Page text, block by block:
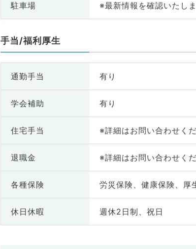
駐車場 ※最新情報を確認いたし
手当/福利厚生
通勤手当 有り
学会補助 有り
住宅手当 ※詳細はお問い合わせく
退職金 ※詳細はお問い合わせく
各種保険 労災保険、健康保険、厚
休日休暇 週休2日制、祝日